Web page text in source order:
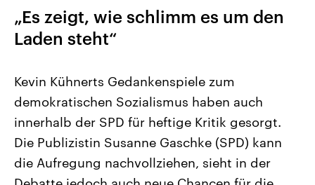
Landtagswahl Sachsen-Anhalt
2026
Alle Informationen
Sachsen-Anhalt wählt am 6.
September 2026 einen neuen
Landtag. Seit 2021 wird das
Bundesland von einer Koalition aus
USA
Aktuelle Beiträge,
Hintergründe
Wirtschaftlich und
gehören die Vereinigten
den mächtigsten Ländern
mit großem Einfluss auf
„Es zeigt, wie schlimm es um den
Laden steht“
Kevin Kühnerts Gedankenspiele zum
demokratischen Sozialismus haben auch
innerhalb der SPD für heftige Kritik gesorgt.
Die Publizistin Susanne Gaschke (SPD) kann
die Aufregung nachvollziehen, sieht in der